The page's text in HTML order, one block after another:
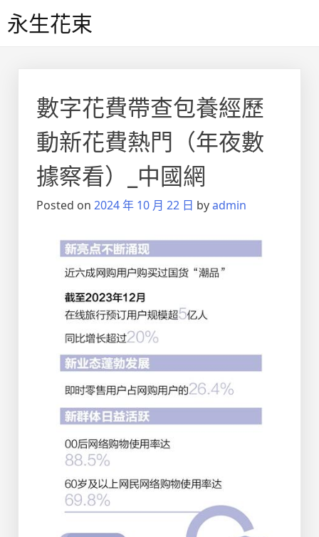
to永生花束
數字花費帶查包養經歷
動新花費熱門（年夜數
據察看）_中國網
Posted on 2024 年 10 月 22 日 byadmin